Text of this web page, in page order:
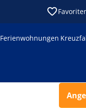
Ferienwohnungen